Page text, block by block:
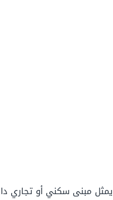
مبنى سكني أو تجاري